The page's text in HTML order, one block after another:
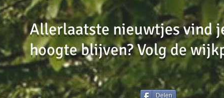
Allerlaatste nieuwtjes vind
hoogte blijven? Volg de
Delen